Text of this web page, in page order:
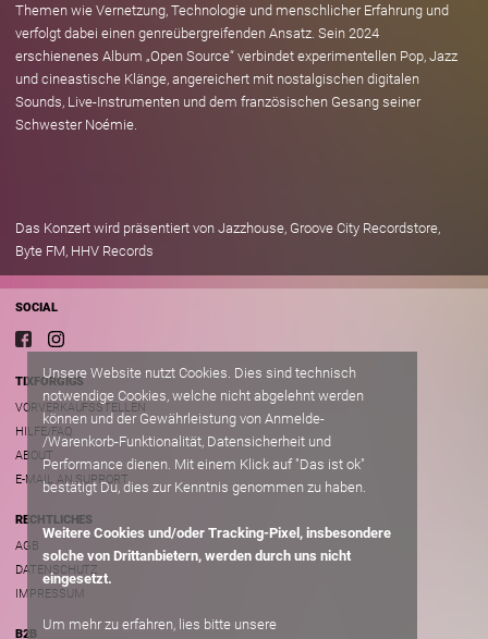
Themen wie Vernetzung, Technologie und menschlicher Erfahrung und
verfolgt dabei einen genreübergreifenden Ansatz. Sein 2024
erschienenes Album „Open Source“ verbindet experimentellen Pop, Jazz
und cineastische Klänge, angereichert mit nostalgischen digitalen
Sounds, Live-Instrumenten und dem französischen Gesang seiner
Schwester Noémie.
Das Konzert wird präsentiert von Jazzhouse, Groove City Recordstore,
Byte FM, HHV Records
SOCIAL
TIXFORGIGS
VORVERKAUFSSTELLEN
HILFE/FAQ
ABOUT
E-MAIL AN SUPPORT
RECHTLICHES
AGB
DATENSCHUTZ
IMPRESSUM
B2B
Unsere Website nutzt Cookies. Dies sind technisch
notwendige Cookies, welche nicht abgelehnt werden
können und der Gewährleistung von Anmelde-
/Warenkorb-Funktionalität, Datensicherheit und
Performance dienen. Mit einem Klick auf "Das ist ok"
bestätigt Du, dies zur Kenntnis genommen zu haben.
Weitere Cookies und/oder Tracking-Pixel, insbesondere
solche von Drittanbietern, werden durch uns nicht
eingesetzt.
Um mehr zu erfahren, lies bitte unsere